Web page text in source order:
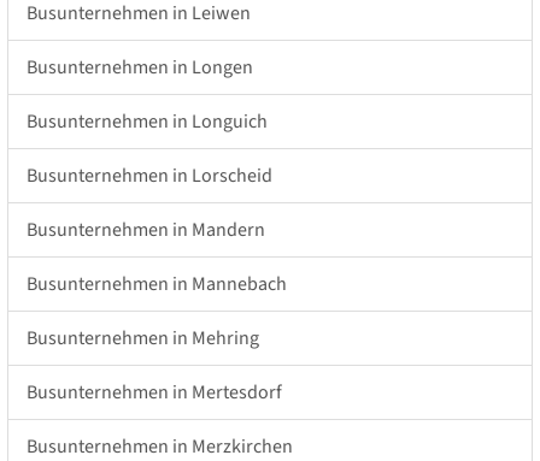
Busunternehmen in Leiwen
Busunternehmen in Longen
Busunternehmen in Longuich
Busunternehmen in Lorscheid
Busunternehmen in Mandern
Busunternehmen in Mannebach
Busunternehmen in Mehring
Busunternehmen in Mertesdorf
Busunternehmen in Merzkirchen